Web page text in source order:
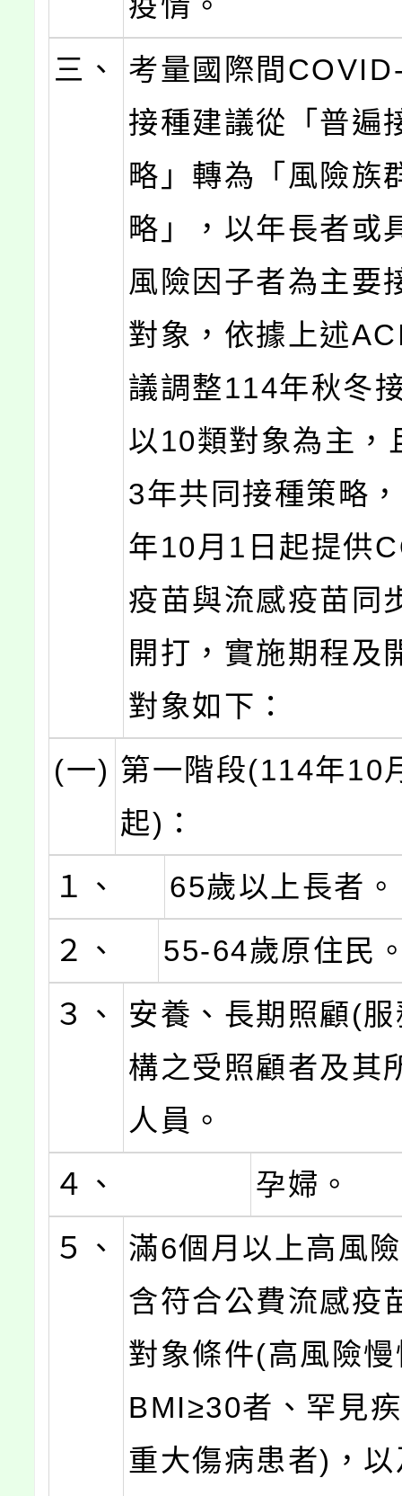
三、
考量國際間
接種建議從「普遍
略」轉為「風險族
略」，以年長者或
風險因子者為主要
對象，依據上述
議調整114年秋冬
以10類對象為主，
3年共同接種策略
年10月1日起提供
疫苗與流感疫苗同
開打，實施期程及
對象如下：
(一) 第一階段(114年10
起)：
１、
65歲以上長者。
２、
55-64歲原住民
３、
安養、長期照顧(
構之受照顧者及其
人員。
４、
孕婦。
５、
滿6個月以上高風
含符合公費流感疫
對象條件(高風險
BMI≥30者、罕見
重大傷病患者)，